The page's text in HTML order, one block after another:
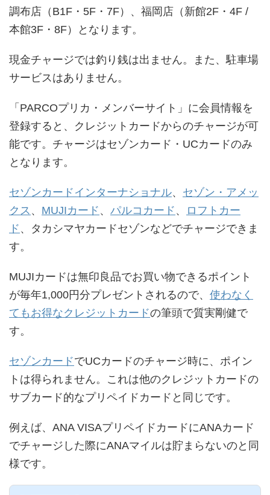
調布店（B1F・5F・7F）、福岡店（新館2F・4F /
本館3F・8F）となります。
現金チャージでは釣り銭は出ません。また、駐車場
サービスはありません。
「PARCOプリカ・メンバーサイト」に会員情報を
登録すると、クレジットカードからのチャージが可
能です。チャージはセゾンカード・UCカードのみ
となります。
セゾンカードインターナショナル、 セゾン・アメッ
クス 、 MUJIカード 、 パルコカード 、
ロフトカー
ド 、タカシマヤカードセゾンなどでチャージできま
す。
MUJIカードは無印良品でお買い物できるポイント
が毎年1,000円分プレゼントされるので、 使わなく
てもお得なクレジットカードの筆頭で質実剛健で
す。
セゾンカードでUCカードのチャージ時に、ポイン
トは得られません。これは他のクレジットカードの
サブカード的なプリペイドカードと同じです。
例えば、ANA VISAプリペイドカードにANAカード
でチャージした際にANAマイルは貯まらないのと同
様です。